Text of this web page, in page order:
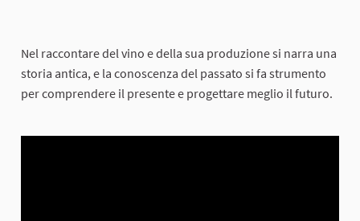
Nel raccontare del vino e della sua produzione si narra una
storia antica, e la conoscenza del passato si fa strumento
per comprendere il presente e progettare meglio il futuro.